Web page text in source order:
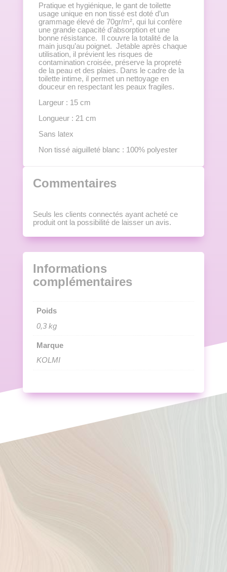
Pratique et hygiénique, le gant de toilette
usage unique en non tissé est doté d’un
grammage élevé de 70gr/m², qui lui confère
une grande capacité d’absorption et une
bonne résistance. Il couvre la totalité de la
main jusqu’au poignet. Jetable après chaque
utilisation, il prévient les risques de
contamination croisée, préserve la propreté
de la peau et des plaies. Dans le cadre de la
toilette intime, il permet un nettoyage en
douceur en respectant les peaux fragiles.
Largeur : 15 cm
Longueur : 21 cm
Sans latex
Non tissé aiguilleté blanc : 100% polyester
Commentaires
Seuls les clients connectés ayant acheté ce
produit ont la possibilité de laisser un avis.
Informations
complémentaires
Poids
0,3 kg
Marque
KOLMI